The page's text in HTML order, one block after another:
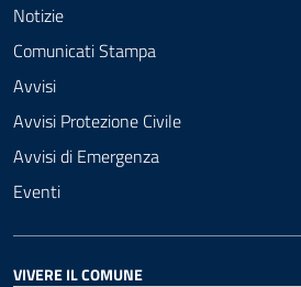
Notizie
Comunicati Stampa
Avvisi
Avvisi Protezione Civile
Avvisi di Emergenza
Eventi
VIVERE IL COMUNE